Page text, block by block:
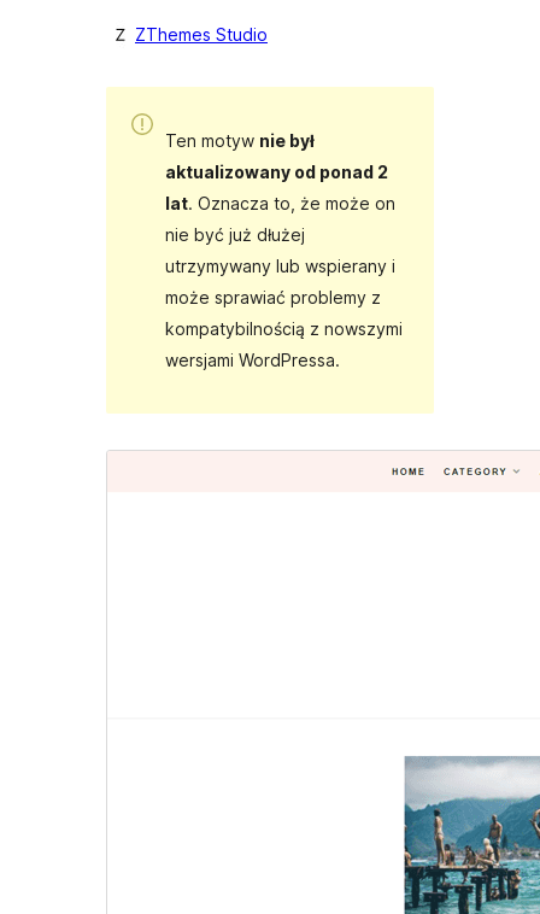
ZThemes Studio
Ten motyw nie był
aktualizowany od ponad 2
lat. Oznacza to, że może on
nie być już dłużej
utrzymywany lub wspierany i
może sprawiać problemy z
kompatybilnością z nowszymi
wersjami WordPressa.